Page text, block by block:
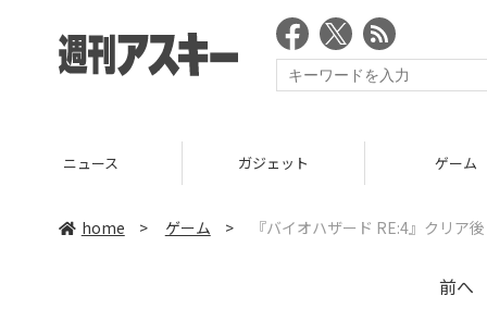
ニュース ガジェット ゲーム
home > ゲーム > 『バイオハザード RE:4』クリア
前へ